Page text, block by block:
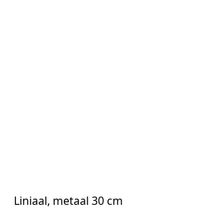
Liniaal, metaal 30 cm